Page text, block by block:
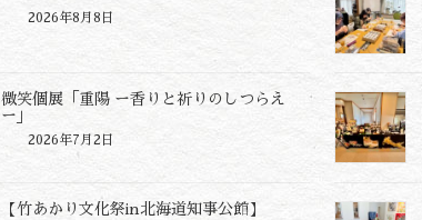
2026年8月8日
微笑個展「重陽 ー香りと祈りのしつらえ
ー」
2026年7月2日
【竹あかり文化祭in北海道知事公館】